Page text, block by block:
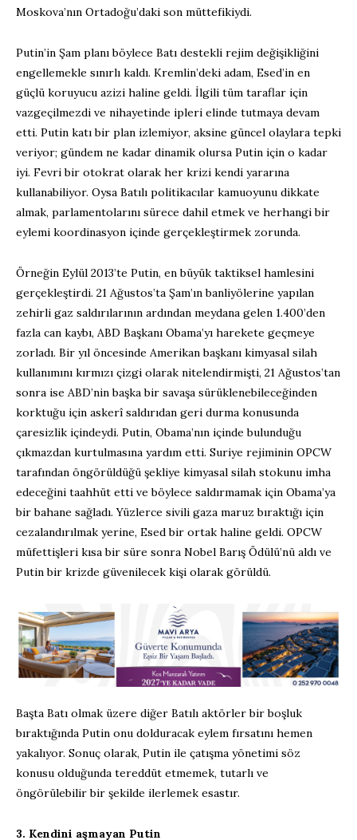
Moskova’nın Ortadoğu’daki son müttefikiydi.
Putin’in Şam planı böylece Batı destekli rejim değişikliğini
engellemekle sınırlı kaldı. Kremlin’deki adam, Esed’in en
güçlü koruyucu azizi haline geldi. İlgili tüm taraflar için
vazgeçilmezdi ve nihayetinde ipleri elinde tutmaya devam
etti. Putin katı bir plan izlemiyor, aksine güncel olaylara tepki
veriyor; gündem ne kadar dinamik olursa Putin için o kadar
iyi. Fevri bir otokrat olarak her krizi kendi yararına
kullanabiliyor. Oysa Batılı politikacılar kamuoyunu dikkate
almak, parlamentolarını sürece dahil etmek ve herhangi bir
eylemi koordinasyon içinde gerçekleştirmek zorunda.
Örneğin Eylül 2013’te Putin, en büyük taktiksel hamlesini
gerçekleştirdi. 21 Ağustos’ta Şam’ın banliyölerine yapılan
zehirli gaz saldırılarının ardından meydana gelen 1.400’den
fazla can kaybı, ABD Başkanı Obama’yı harekete geçmeye
zorladı. Bir yıl öncesinde Amerikan başkanı kimyasal silah
kullanımını kırmızı çizgi olarak nitelendirmişti, 21 Ağustos’tan
sonra ise ABD’nin başka bir savaşa sürüklenebileceğinden
korktuğu için askerî saldırıdan geri durma konusunda
çaresizlik içindeydi. Putin, Obama’nın içinde bulunduğu
çıkmazdan kurtulmasına yardım etti. Suriye rejiminin OPCW
tarafından öngörüldüğü şekliye kimyasal silah stokunu imha
edeceğini taahhüt etti ve böylece saldırmamak için Obama’ya
bir bahane sağladı. Yüzlerce sivili gaza maruz bıraktığı için
cezalandırılmak yerine, Esed bir ortak haline geldi. OPCW
müfettişleri kısa bir süre sonra Nobel Barış Ödülü’nü aldı ve
Putin bir krizde güvenilecek kişi olarak görüldü.
Başta Batı olmak üzere diğer Batılı aktörler bir boşluk
bıraktığında Putin onu dolduracak eylem fırsatını hemen
yakalıyor. Sonuç olarak, Putin ile çatışma yönetimi söz
konusu olduğunda tereddüt etmemek, tutarlı ve
öngörülebilir bir şekilde ilerlemek esastır.
3. Kendini aşmayan Putin